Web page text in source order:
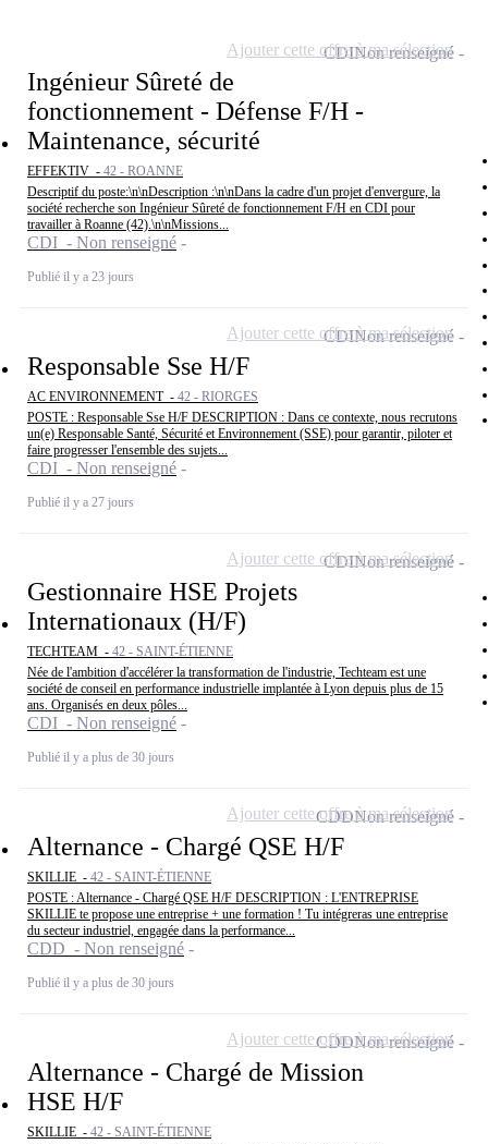
Ingénieur Sûreté de
fonctionnement - Défense F/H -
Maintenance, sécurité
EFFEKTIV - 42 - ROANNE
Descriptif du poste:\n\nDescription :\n\nDans la cadre d'un projet d'envergure, la
société recherche son Ingénieur Sûreté de fonctionnement F/H en CDI pour
travailler à Roanne (42).\n\nMissions...
CDI - Non renseigné
Publié il y a 23 jours
CDINon renseigné
Ajouter cette offre à ma sélection
Responsable Sse H/F
AC ENVIRONNEMENT - 42 - RIORGES
POSTE : Responsable Sse H/F DESCRIPTION : Dans ce contexte, nous recrutons
un(e) Responsable Santé, Sécurité et Environnement (SSE) pour garantir, piloter et
faire progresser l'ensemble des sujets...
CDI - Non renseigné
Publié il y a 27 jours
CDINon renseigné
Ajouter cette offre à ma sélection
Gestionnaire HSE Projets
Internationaux (H/F)
TECHTEAM - 42 - SAINT-ÉTIENNE
Née de l'ambition d'accélérer la transformation de l'industrie, Techteam est une
société de conseil en performance industrielle implantée à Lyon depuis plus de 15
ans. Organisés en deux pôles...
CDI - Non renseigné
Publié il y a plus de 30 jours
CDINon renseigné
Ajouter cette offre à ma sélection
Alternance - Chargé QSE H/F
SKILLIE - 42 - SAINT-ÉTIENNE
POSTE : Alternance - Chargé QSE H/F DESCRIPTION : L'ENTREPRISE
SKILLIE te propose une entreprise + une formation ! Tu intégreras une entreprise
du secteur industriel, engagée dans la performance...
CDD - Non renseigné
Publié il y a plus de 30 jours
CDDNon renseigné
Ajouter cette offre à ma sélection
Alternance - Chargé de Mission
HSE H/F
SKILLIE - 42 - SAINT-ÉTIENNE
CDDNon renseigné
Ajouter cette offre à ma sélection